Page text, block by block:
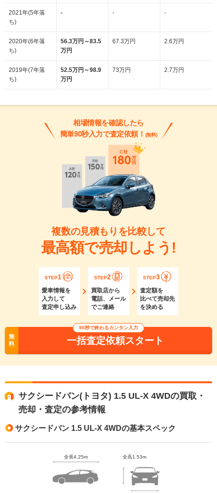
2021年(5年落
ち)
- - -
2020年(6年落
ち)
56.3万円～83.5
万円
67.3万円 2.6万円
2019年(7年落
ち)
52.5万円～98.9
万円
73万円 2.7万円
相場情報を確認したら
簡単90秒入力で査定依頼！ (無料)
複数の見積もりを比較して
最高額で売却しよう!
STEP1
愛車情報を
入力して
査定申し込み
STEP2
買取店から
電話、メール
でご連絡
STEP3
査定額を
比べて売却先
を決める
無
料
90秒で終わるカンタン入力
一括査定依頼スタート
サクシードバン(トヨタ) 1.5 UL-X 4WDの買取・
売却・査定の参考情報
サクシードバン 1.5 UL-X 4WDの基本スペック
全長4.25m 全高1.53m